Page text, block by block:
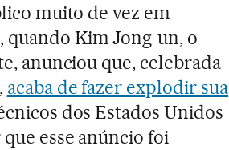
muito de vez em
quando Kim Jong-un, o
anunciou que, celebrada
acaba de fazer explodir sua
dos Estados Unidos
esse anúncio foi